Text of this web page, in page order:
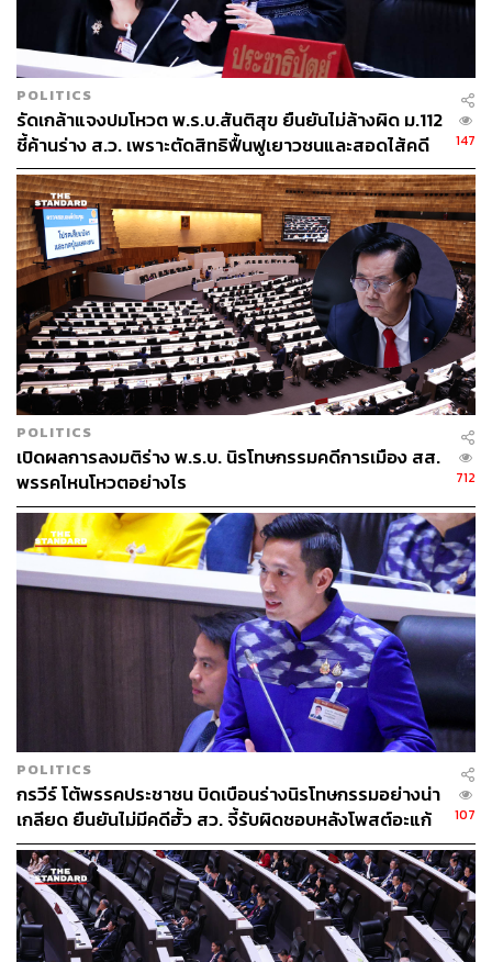
POLITICS
รัดเกล้าแจงปมโหวต พ.ร.บ.สันติสุข ยืนยันไม่ล้างผิด ม.112
ชี้ค้านร่าง ส.ว. เพราะตัดสิทธิฟื้นฟูเยาวชนและสอดไส้คดี
ฮั้วเลือกตั้ง
147
POLITICS
เปิดผลการลงมติร่าง พ.ร.บ. นิรโทษกรรมคดีการเมือง สส.
พรรคไหนโหวตอย่างไร
712
POLITICS
กรวีร์ โต้พรรคประชาชน บิดเบือนร่างนิรโทษกรรมอย่างน่า
เกลียด ยืนยันไม่มีคดีฮั้ว สว. จี้รับผิดชอบหลังโพสต์อะแก้
107